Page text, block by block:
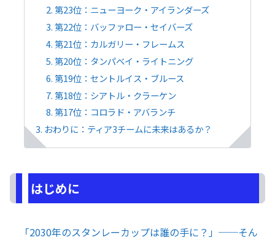
第23位：ニューヨーク・アイランダーズ
第22位：バッファロー・セイバーズ
第21位：カルガリー・フレームス
第20位：タンパベイ・ライトニング
第19位：セントルイス・ブルース
第18位：シアトル・クラーケン
第17位：コロラド・アバランチ
おわりに：ティア3チームに未来はあるか？
はじめに
「2030年のスタンレーカップは誰の手に？」──そん